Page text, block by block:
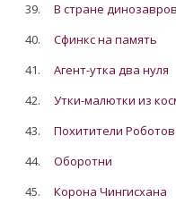
39.
В стране динозавров
40.
Сфинкс на память
41.
Агент-утка два нуля
42.
Утки-малютки из
43.
Похитители Роботов
44.
Оборотни
45.
Корона Чингисхана